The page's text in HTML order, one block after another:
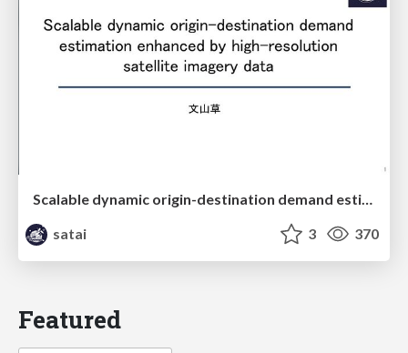
Scalable dynamic origin-destination demand estimation enhanced by high-resolution satellite imagery data
satai
3 370
Featured